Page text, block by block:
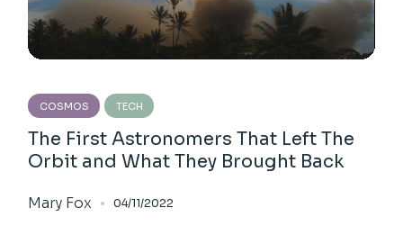
COSMOS TECH
The First Astronomers That Left The
Orbit and What They Brought Back
Mary Fox 04/11/2022